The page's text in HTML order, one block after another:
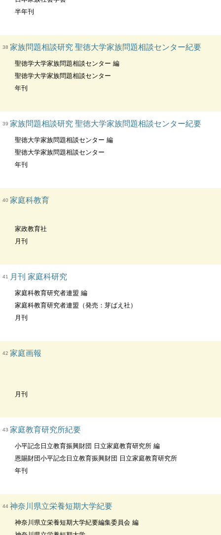
半年刊
38 家族問題相談研究 聖徳大学家族問題相談センター紀要
聖徳学大学家族問題相談センター 編
聖徳学大学家族問題相談センター
年刊
39 家族問題相談研究 聖徳大学家族問題相談センター紀要
聖徳大学家族問題相談センター 編
聖徳大学家族問題相談センター
年刊
40 家庭科教育
家政教育社
月刊
41 月刊 家庭科研究
家庭科教育研究者連盟 編
家庭科教育研究者連盟（発売：芽ばえ社）
月刊
42 家庭画報
月刊
43 家庭教育研究所紀要
小平記念日立教育振興財団 日立家庭教育研究所 編
恩賜財団小平記念日立教育振興財団 日立家庭教育研究所
年刊
44 神奈川県立栄養短期大学紀要
神奈川県立栄養短期大学紀要編集委員会 編